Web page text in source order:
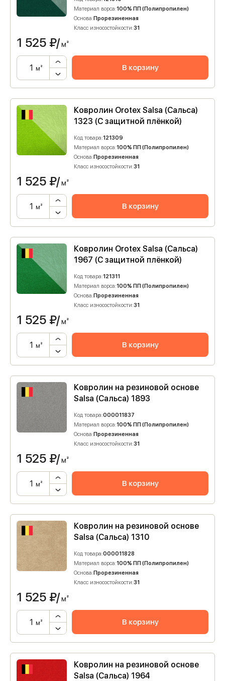
Материал ворса:100% ПП (Полипропилен)
Основа:Прорезиненная
Класс износостойкости:31
1 525 ₽/м²
м² В корзину
Ковролин Orotex Salsa (Сальса)
1323 (C защитной плёнкой)
Код товара:121309
Материал ворса:100% ПП (Полипропилен)
Основа:Прорезиненная
Класс износостойкости:31
1 525 ₽/м²
м² В корзину
Ковролин Orotex Salsa (Сальса)
1967 (C защитной плёнкой)
Код товара:121311
Материал ворса:100% ПП (Полипропилен)
Основа:Прорезиненная
Класс износостойкости:31
1 525 ₽/м²
м² В корзину
Ковролин на резиновой основе
Salsa (Сальса) 1893
Код товара:000011837
Материал ворса:100% ПП (Полипропилен)
Основа:Прорезиненная
Класс износостойкости:31
1 525 ₽/м²
м² В корзину
Ковролин на резиновой основе
Salsa (Сальса) 1310
Код товара:000011828
Материал ворса:100% ПП (Полипропилен)
Основа:Прорезиненная
Класс износостойкости:31
1 525 ₽/м²
м² В корзину
Ковролин на резиновой основе
Salsa (Сальса) 1964